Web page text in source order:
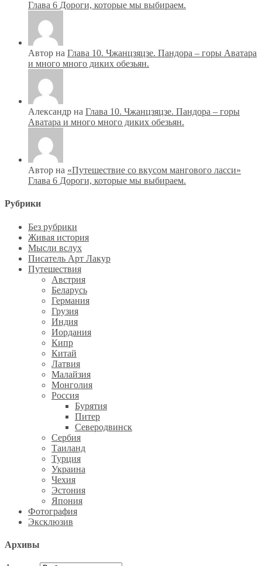
Глава 6 Дороги, которые мы выбираем.
Автор на Глава 10. Чжанцзяцзе. Пандора – горы Аватара
и много много диких обезьян.
Александр на Глава 10. Чжанцзяцзе. Пандора – горы
Аватара и много много диких обезьян.
Автор на «Путешествие со вкусом мангового ласси»
Глава 6 Дороги, которые мы выбираем.
Рубрики
Без рубрики
Живая история
Мысли вслух
Писатель Арт Лакур
Путешествия
Австрия
Беларусь
Германия
Грузия
Индия
Иордания
Кипр
Китай
Латвия
Малайзия
Монголия
Россия
Бурятия
Питер
Северодвинск
Сербия
Таиланд
Турция
Украина
Чехия
Эстония
Япония
Фотография
Эксклюзив
Архивы